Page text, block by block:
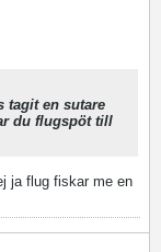
tagit en sutare
du flugspöt till
ja flug fiskar me en